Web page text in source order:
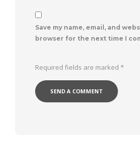
Save my name, email, and
browser for the next time I
Required fields are marked *